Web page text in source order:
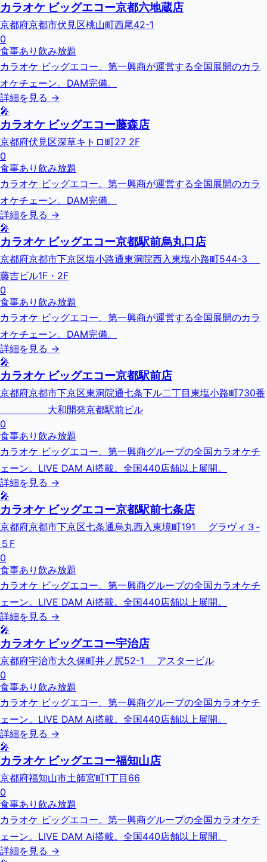
カラオケ ビッグエコー京都六地蔵店
京都府京都市伏見区桃山町西尾42-1
0
食事あり 飲み放題
カラオケ ビッグエコー。第一興商が運営する全国展開のカラ
オケチェーン。DAM完備。
詳細を見る →
🎤
カラオケ ビッグエコー藤森店
京都府伏見区深草キトロ町27 2F
0
食事あり 飲み放題
カラオケ ビッグエコー。第一興商が運営する全国展開のカラ
オケチェーン。DAM完備。
詳細を見る →
🎤
カラオケ ビッグエコー京都駅前烏丸口店
京都府京都市下京区塩小路通東洞院西入東塩小路町544-3
藤吉ビル1F・2F
0
食事あり 飲み放題
カラオケ ビッグエコー。第一興商が運営する全国展開のカラ
オケチェーン。DAM完備。
詳細を見る →
🎤
カラオケ ビッグエコー京都駅前店
京都府京都市下京区東洞院通七条下ル二丁目東塩小路町730番
大和開発京都駅前ビル
0
食事あり 飲み放題
カラオケ ビッグエコー。第一興商グループの全国カラオケチ
ェーン。LIVE DAM Ai搭載。全国440店舗以上展開。
詳細を見る →
🎤
カラオケ ビッグエコー京都駅前七条店
京都府京都市下京区七条通烏丸西入東境町191 グラヴィ３-
５F
0
食事あり 飲み放題
カラオケ ビッグエコー。第一興商グループの全国カラオケチ
ェーン。LIVE DAM Ai搭載。全国440店舗以上展開。
詳細を見る →
🎤
カラオケ ビッグエコー宇治店
京都府宇治市大久保町井ノ尻52-1 アスタービル
0
食事あり 飲み放題
カラオケ ビッグエコー。第一興商グループの全国カラオケチ
ェーン。LIVE DAM Ai搭載。全国440店舗以上展開。
詳細を見る →
🎤
カラオケ ビッグエコー福知山店
京都府福知山市土師宮町1丁目66
0
食事あり 飲み放題
カラオケ ビッグエコー。第一興商グループの全国カラオケチ
ェーン。LIVE DAM Ai搭載。全国440店舗以上展開。
詳細を見る →